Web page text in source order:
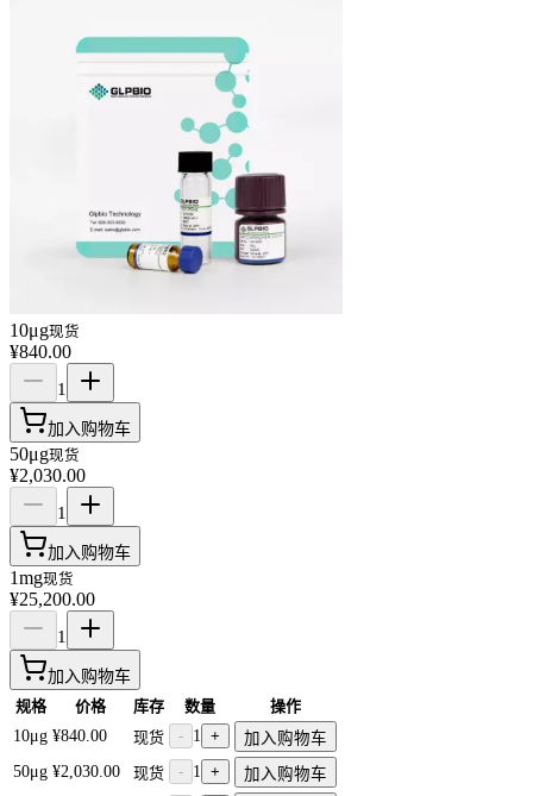
10μg现货
¥840.00
1
加入购物车
50μg现货
¥2,030.00
1
加入购物车
1mg现货
¥25,200.00
1
加入购物车
规格 价格 库存 数量
操作
10μg ¥840.00 现货 - 1 +
加入购物车
50μg ¥2,030.00 现货 - 1 +
加入购物车